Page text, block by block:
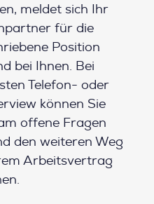
meldet sich Ihr
für die
Position
bei Ihnen. Bei
Telefon- oder
können Sie
offene Fragen
den weiteren Weg
Arbeitsvertrag